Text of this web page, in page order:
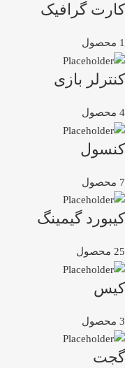
کارت گرافیک
1 محصول
کنترلر بازی
4 محصول
کنسول
7 محصول
کیبورد گیمینگ
25 محصول
کیس
3 محصول
گجت